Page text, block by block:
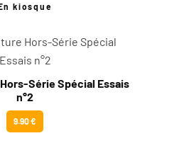
kiosque
Série Spécial Essais
n°2
9.90 €